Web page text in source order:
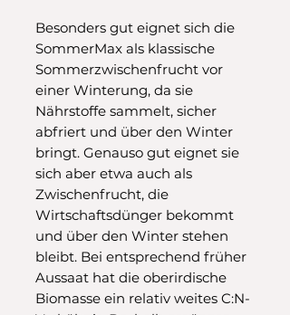
Besonders gut eignet sich die
SommerMax als klassische
Sommerzwischenfrucht vor
einer Winterung, da sie
Nährstoffe sammelt, sicher
abfriert und über den Winter
bringt. Genauso gut eignet sie
sich aber etwa auch als
Zwischenfrucht, die
Wirtschaftsdünger bekommt
und über den Winter stehen
bleibt. Bei entsprechend früher
Aussaat hat die oberirdische
Biomasse ein relativ weites C:N-